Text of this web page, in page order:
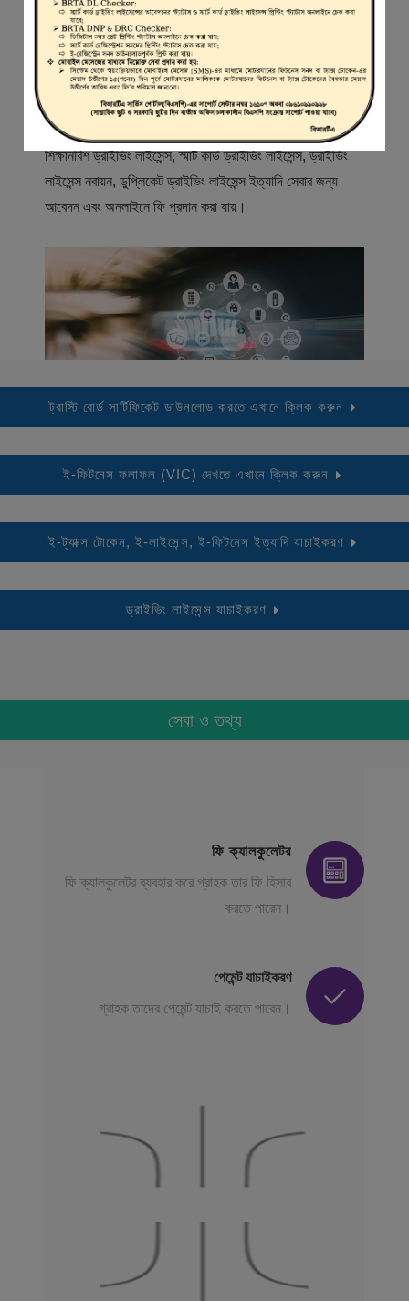
স্বাগতম
বিআরটিএ সার্ভিস পোর্টাল (বিএসপি) বাংলাদেশ রোড ট্রান্সপোর্ট অথরিটি
(বিআরটিএ) এর একটি অনলাইন সেবা প্রদানের মাধ্যম যেখানে ড্রাইভার,
মোটরযান মালিক, মোটরযান বিক্রেতাদের নিবন্ধিত করা হয় এবং
শিক্ষানবিশ ড্রাইভিং লাইসেন্স, স্মার্ট কার্ড ড্রাইভিং লাইসেন্স, ড্রাইভিং
লাইসেন্স নবায়ন, ডুপ্লিকেট ড্রাইভিং লাইসেন্স ইত্যাদি সেবার জন্য
আবেদন এবং অনলাইনে ফি প্রদান করা যায়।
ট্রাস্টি বোর্ড সার্টিফিকেট ডাউনলোড করতে এখানে ক্লিক করুন
ই-ফিটনেস ফলাফল (VIC) দেখতে এখানে ক্লিক করুন
ই-ট্যাক্স টোকেন, ই-লাইসেন্স, ই-ফিটনেস ইত্যাদি যাচাইকরণ
ড্রাইভিং লাইসেন্স যাচাইকরণ
সেবা ও তথ্য
ফি ক্যালকুলেটর
ফি ক্যালকুলেটর ব্যবহার করে গ্রাহক তার ফি হিসাব
করতে পারেন।
পেমেন্ট যাচাইকরণ
গ্রাহক তাদের পেমেন্ট যাচাই করতে পারেন।